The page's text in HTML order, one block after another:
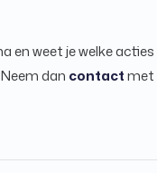
en weet je welke acties
dan contactmet